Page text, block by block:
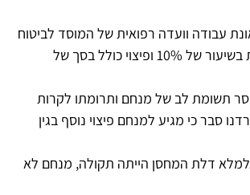
עבודה וועדה רפואית של המוסד לביטוח
לאומי קבעה לו נכות בשיעור של 10% ופיצוי כולל בסך של
תשומת לב של מנחם ותרומתו לקרות
סבר כי מגיע למנחם פיצוי נוסף בגין
דלת המחסן הייתה תקולה, מנחם לא